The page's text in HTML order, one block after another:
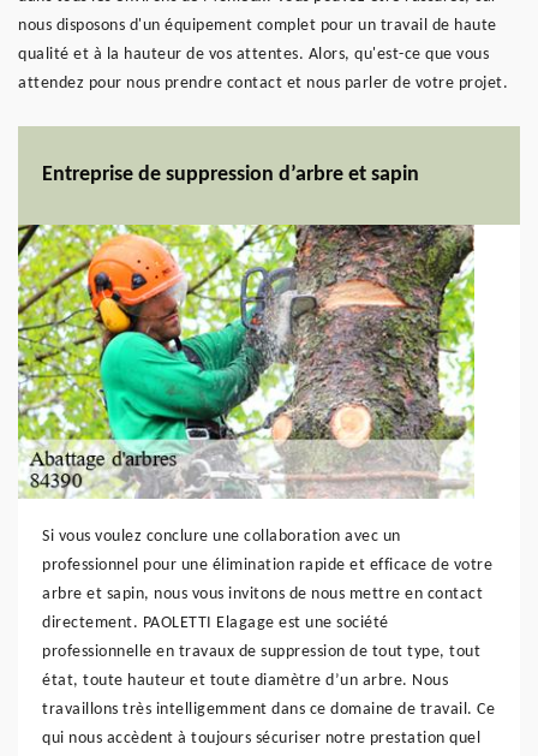
nous disposons d'un équipement complet pour un travail de haute
qualité et à la hauteur de vos attentes. Alors, qu'est-ce que vous
attendez pour nous prendre contact et nous parler de votre projet.
Entreprise de suppression d’arbre et sapin
Si vous voulez conclure une collaboration avec un
professionnel pour une élimination rapide et efficace de votre
arbre et sapin, nous vous invitons de nous mettre en contact
directement. PAOLETTI Elagage est une société
professionnelle en travaux de suppression de tout type, tout
état, toute hauteur et toute diamètre d’un arbre. Nous
travaillons très intelligemment dans ce domaine de travail. Ce
qui nous accèdent à toujours sécuriser notre prestation quel